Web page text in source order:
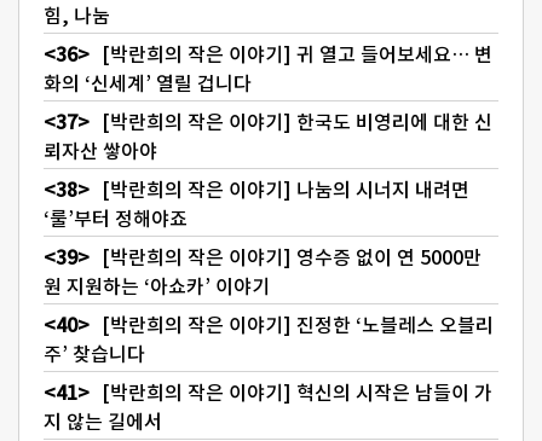
힘, 나눔
[박란희의 작은 이야기] 귀 열고 들어보세요… 변
화의 ‘신세계’ 열릴 겁니다
[박란희의 작은 이야기] 한국도 비영리에 대한 신
뢰자산 쌓아야
[박란희의 작은 이야기] 나눔의 시너지 내려면
‘룰’부터 정해야죠
[박란희의 작은 이야기] 영수증 없이 연 5000만
원 지원하는 ‘아쇼카’ 이야기
[박란희의 작은 이야기] 진정한 ‘노블레스 오블리
주’ 찾습니다
[박란희의 작은 이야기] 혁신의 시작은 남들이 가
지 않는 길에서